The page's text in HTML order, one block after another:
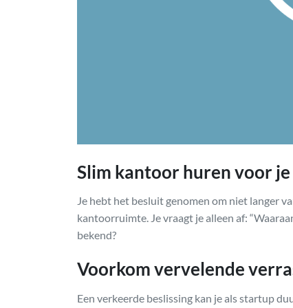
Slim kantoor huren voor
Je hebt het besluit genomen om niet langer
kantoorruimte. Je vraagt je alleen af:
bekend?
Voorkom vervelende
Een verkeerde beslissing kan je als startup